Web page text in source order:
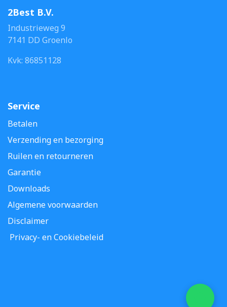
2Best B.V.
Industrieweg 9
7141 DD Groenlo
Kvk: 86851128
Service
Betalen
Verzending en bezorging
Ruilen en retourneren
Garantie
Downloads
Algemene voorwaarden
Disclaimer
Privacy- en Cookiebeleid